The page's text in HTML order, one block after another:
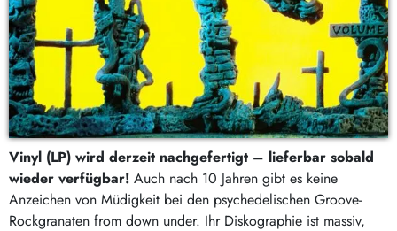
Vinyl (LP) wird derzeit nachgefertigt – lieferbar sobald
wieder verfügbar! Auch nach 10 Jahren gibt es keine
Anzeichen von Müdigkeit bei den psychedelischen Groove-
Rockgranaten from down under. Ihr Diskographie ist massiv,